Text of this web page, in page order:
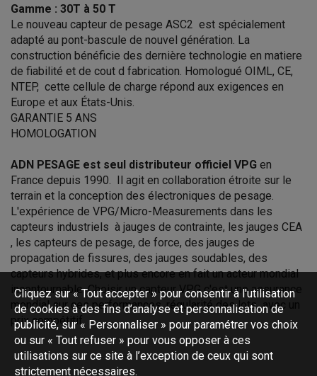
Gamme : 30T à 50 T
Le nouveau capteur de pesage ASC2 est spécialement
adapté au pont-bascule de nouvel génération. La
construction bénéficie des dernière technologie en matiere
de fiabilité et de cout d fabrication. Homologué OIML, CE,
NTEP, cette cellule de charge répond aux exigences en
Europe et aux États-Unis.
GARANTIE 5 ANS
HOMOLOGATION
ADN PESAGE est seul distributeur officiel VPG en
France depuis 1990. Il agit en collaboration étroite sur le
terrain et la conception des électroniques de pesage.
L'expérience de VPG/Micro-Measurements dans les
capteurs industriels à jauges de contrainte, les jauges CEA
, les capteurs de pesage, de force, des jauges de
propagation de fissures, des jauges soudables, des
capteurs hybrides, et plus encore en fait un acteur mondial
incontournable. Choisir un capteur VPG c'est une assurance
mondial sur ces performances, régularité des lots avec un
prix compétitif.
Cliquez sur « Tout accepter » pour consentir à l'utilisation
de cookies à des fins d’analyse et personnalisation de
publicité, sur « Personnaliser » pour paramétrer vos choix
ou sur « Tout refuser » pour vous opposer à ces
utilisations sur ce site à l’exception de ceux qui sont
strictement nécessaires.